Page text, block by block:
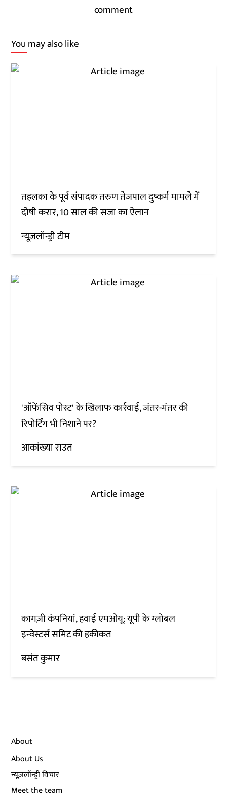
comment
You may also like
तहलका के पूर्व संपादक तरुण तेजपाल दुष्कर्म मामले में
दोषी करार, 10 साल की सजा का ऐलान
न्यूज़लॉन्ड्री टीम
'ऑफेंसिव पोस्ट' के खिलाफ कार्रवाई, जंतर-मंतर की
रिपोर्टिंग भी निशाने पर?
आकांख्या राउत
कागज़ी कंपनियां, हवाई एमओयू: यूपी के ग्लोबल
इन्वेस्टर्स समिट की हकीकत
बसंत कुमार
About
About Us
न्यूज़लॉन्ड्री विचार
Meet the team